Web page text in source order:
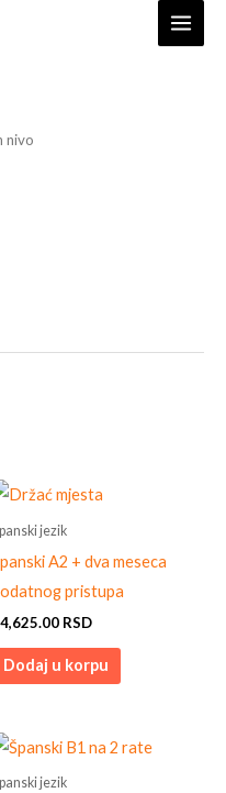
nivo
jezik
A2 + dva meseca
pristupa
RSD
Dodaj u korpu
jezik